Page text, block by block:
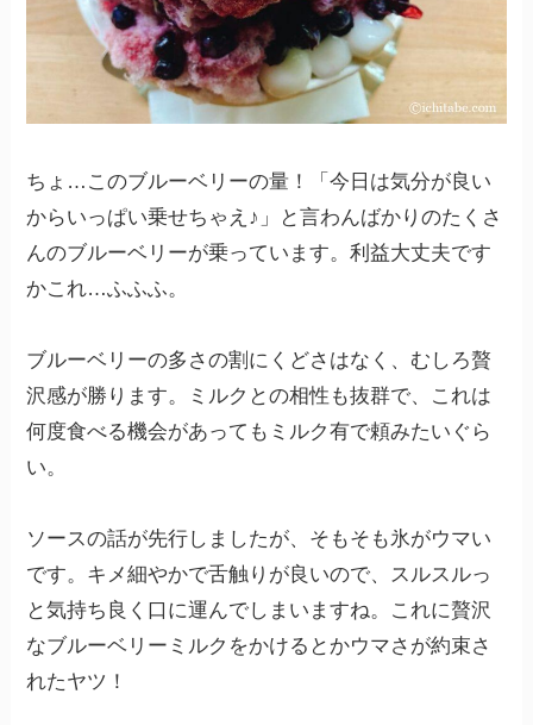
ちょ…このブルーベリーの量！「今日は気分が良い
からいっぱい乗せちゃえ♪」と言わんばかりのたくさ
んのブルーベリーが乗っています。利益大丈夫です
かこれ…ふふふ。
ブルーベリーの多さの割にくどさはなく、むしろ贅
沢感が勝ります。ミルクとの相性も抜群で、これは
何度食べる機会があってもミルク有で頼みたいぐら
い。
ソースの話が先行しましたが、そもそも氷がウマい
です。キメ細やかで舌触りが良いので、スルスルっ
と気持ち良く口に運んでしまいますね。これに贅沢
なブルーベリーミルクをかけるとかウマさが約束さ
れたヤツ！